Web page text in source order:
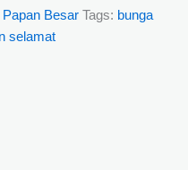
Papan Besar Tags: bunga
selamat